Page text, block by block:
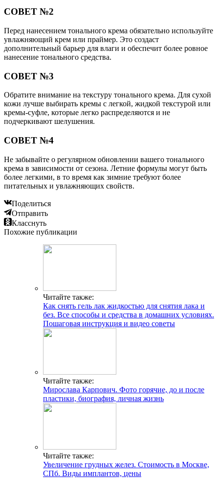
СОВЕТ №2
Перед нанесением тонального крема обязательно используйте
увлажняющий крем или праймер. Это создаст
дополнительный барьер для влаги и обеспечит более ровное
нанесение тонального средства.
СОВЕТ №3
Обратите внимание на текстуру тонального крема. Для сухой
кожи лучше выбирать кремы с легкой, жидкой текстурой или
кремы-суфле, которые легко распределяются и не
подчеркивают шелушения.
СОВЕТ №4
Не забывайте о регулярном обновлении вашего тонального
крема в зависимости от сезона. Летние формулы могут быть
более легкими, в то время как зимние требуют более
питательных и увлажняющих свойств.
Поделиться
Отправить
Класснуть
Похожие публикации
Читайте также:
Как снять гель лак жидкостью для снятия лака и
без. Все способы и средства в домашних условиях.
Пошаговая инструкция и видео советы
Читайте также:
Мирослава Карпович. Фото горячие, до и после
пластики, биография, личная жизнь
Читайте также:
Увеличение грудных желез. Стоимость в Москве,
СПб. Виды имплантов, цены